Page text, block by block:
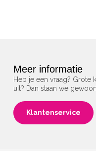
Meer informatie
Heb je een vraag? Grote
uit? Dan staan we
Klantenservice